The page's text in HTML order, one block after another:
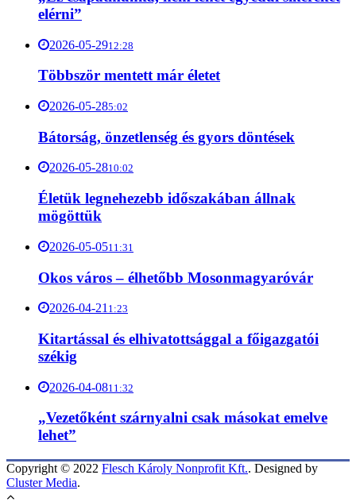
elérni”
2026-05-2912:28
Többször mentett már életet
2026-05-285:02
Bátorság, önzetlenség és gyors döntések
2026-05-2810:02
Életük legnehezebb időszakában állnak
mögöttük
2026-05-0511:31
Okos város – élhetőbb Mosonmagyaróvár
2026-04-21 1:23
Kitartással és elhivatottsággal a főigazgatói
székig
2026-04-0811:32
„Vezetőként szárnyalni csak másokat emelve
lehet”
Copyright © 2022 Flesch Károly Nonprofit Kft.. Designed by
Cluster Media.